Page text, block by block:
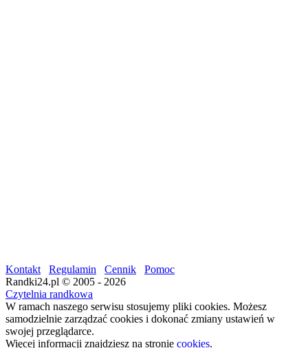
Kontakt Regulamin Cennik
Pomoc
Randki24.pl © 2005 - 2026
Czytelnia randkowa
W ramach naszego serwisu stosujemy pliki cookies. Możesz
samodzielnie zarządzać cookies i dokonać zmiany ustawień w
swojej przeglądarce.
Więcej informacji znajdziesz na stronie cookies.